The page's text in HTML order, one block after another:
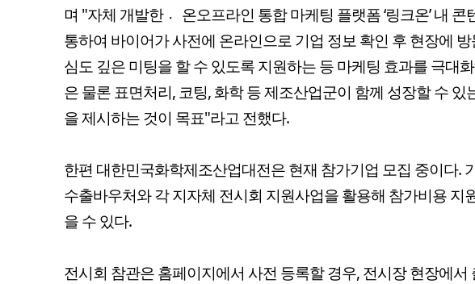
며 "자체 개발한 온〮오프라인 통합 마케팅 플랫폼 ‘링크온’ 내 콘
통하여 바이어가 사전에 온라인으로 기업 정보 확인 후 현장에 방
심도 깊은 미팅을 할 수 있도록 지원하는 등 마케팅 효과를 극대
은 물론 표면처리, 코팅, 화학 등 제조산업군이 함께 성장할 수 있
을 제시하는 것이 목표"라고 전했다.
한편 대한민국화학제조산업대전은 현재 참가기업 모집 중이다.
수출바우처와 각 지자체 전시회 지원사업을 활용해 참가비용 지
을 수 있다.
전시회 참관은 홈페이지에서 사전 등록할 경우, 전시장 현장에서